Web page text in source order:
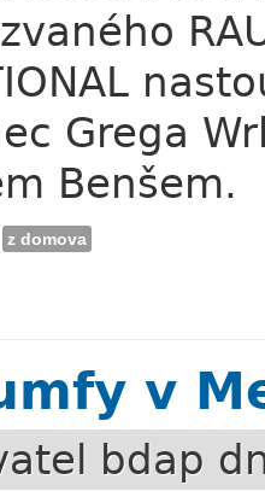
Grega
Benšem.
z domova
v
bdap